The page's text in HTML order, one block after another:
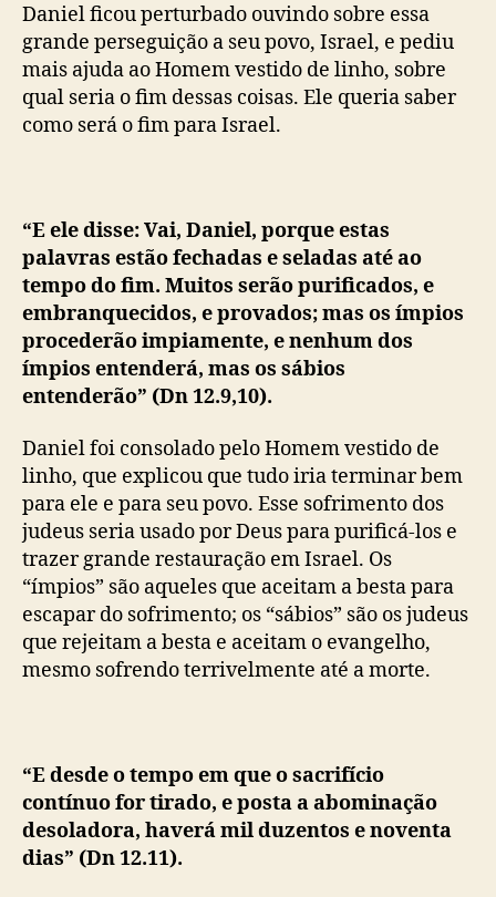
Daniel ficou perturbado ouvindo sobre essa
grande perseguição a seu povo, Israel, e pediu
mais ajuda ao Homem vestido de linho, sobre
qual seria o fim dessas coisas. Ele queria saber
como será o fim para Israel.
“E ele disse: Vai, Daniel, porque estas
palavras estão fechadas e seladas até ao
tempo do fim. Muitos serão purificados, e
embranquecidos, e provados; mas os ímpios
procederão impiamente, e nenhum dos
ímpios entenderá, mas os sábios
entenderão” (Dn 12.9,10).
Daniel foi consolado pelo Homem vestido de
linho, que explicou que tudo iria terminar bem
para ele e para seu povo. Esse sofrimento dos
judeus seria usado por Deus para purificá-los e
trazer grande restauração em Israel. Os
“ímpios” são aqueles que aceitam a besta para
escapar do sofrimento; os “sábios” são os judeus
que rejeitam a besta e aceitam o evangelho,
mesmo sofrendo terrivelmente até a morte.
“E desde o tempo em que o sacrifício
contínuo for tirado, e posta a abominação
desoladora, haverá mil duzentos e noventa
dias” (Dn 12.11).